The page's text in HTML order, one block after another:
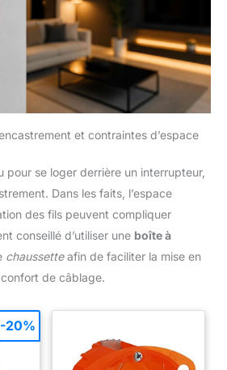
et contraintes d’espace
pour se loger derrière un interrupteur,
Dans les faits, l’espace
des fils peuvent compliquer
conseillé d’utiliser une boîte à
chaussetteafin de faciliter la mise en
de câblage.
-20%